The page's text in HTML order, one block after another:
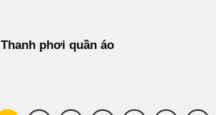
Thanh phơi quần áo